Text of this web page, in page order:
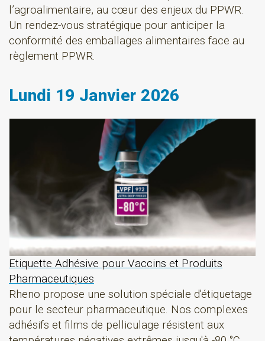
l’agroalimentaire, au cœur des enjeux du PPWR.
Un rendez-vous stratégique pour anticiper la
conformité des emballages alimentaires face au
règlement PPWR.
Lundi 19 Janvier 2026
Etiquette Adhésive pour Vaccins et Produits
Pharmaceutiques
Rheno propose une solution spéciale d'étiquetage
pour le secteur pharmaceutique. Nos complexes
adhésifs et films de pelliculage résistent aux